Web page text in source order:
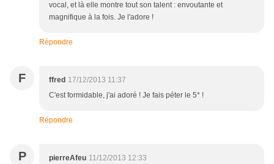
vocal, et là elle montre tout son talent : envoutante et
magnifique à la fois. Je l'adore !
Répondre
F ffred 17/12/2013 11:37
C'est formidable, j'ai adoré ! Je fais péter le 5* !
Répondre
P pierreAfeu 11/12/2013 12:33